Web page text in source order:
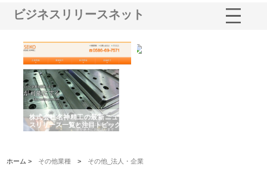
ビジネスリリースネット
株式会社名神精工の最新ニュー
スリリース一覧と注目トピック
ホーム > その他業種 > その他_法人・企業